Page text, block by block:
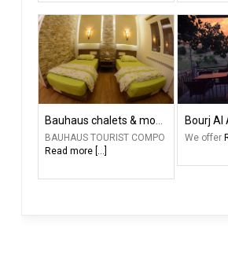
Bauhaus chalets & motel
BAUHAUS TOURIST COMPO
Read more [...]
Bourj Al
We offer